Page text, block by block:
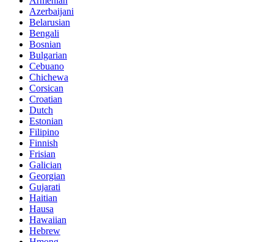
Azerbaijani
Belarusian
Bengali
Bosnian
Bulgarian
Cebuano
Chichewa
Corsican
Croatian
Dutch
Estonian
Filipino
Finnish
Frisian
Galician
Georgian
Gujarati
Haitian
Hausa
Hawaiian
Hebrew